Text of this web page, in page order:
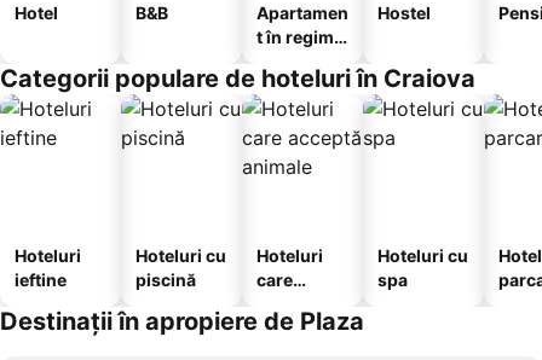
Hotel B&B
Apartamen
t în regim
Hostel
Categorii populare de hoteluri în Craiova
Hoteluri
ieftine
Hoteluri cu
piscină
Hoteluri
care
animale
Hoteluri cu
spa
Destinații în apropiere de Plaza